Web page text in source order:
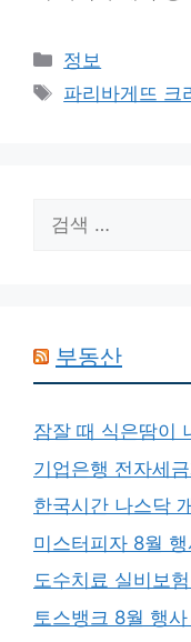
카
테
정보
태
파리바게뜨 크
색:
부동산
잠잘 때 식은땀이
기업은행 전자세
한국시간 나스닥
미스터피자 8월
도수치료 실비보
토스뱅크 8월 행